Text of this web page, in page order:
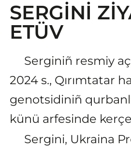
SERGİNİ
ETÜV
Serginiñ resmiy
2024 s., Qırımtatar
genotsidiniñ
künü arfesinde
Sergini, Ukraina